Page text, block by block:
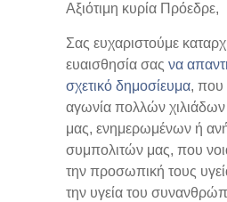
Αξιότιμη κυρία Πρόεδρε,
Σας ευχαριστούμε
ευαισθησία σας να
σχετικό δημοσίευμα, που
αγωνία πολλών
μας, ενημερωμένων ή
συμπολιτών μας, που
την προσωπική τους
την υγεία του